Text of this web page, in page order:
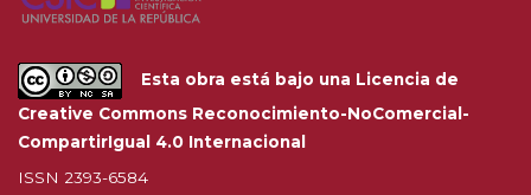
Esta obra está bajo una Licencia de
Creative Commons Reconocimiento-NoComercial-
CompartirIgual 4.0 Internacional
ISSN 2393-6584